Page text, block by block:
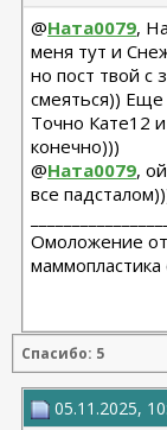
@Ната0079,
меня тут и
но пост твой с
смеяться))
Точно Кате12
конечно)))
@Ната0079,
все
Омоложение
Спасибо: 5
05.11.2025,